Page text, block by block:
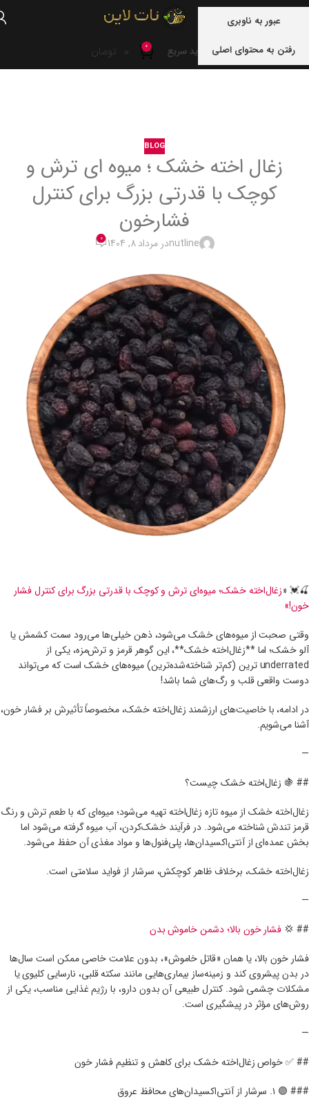
عبور به ناوبری
رفتن به محتوای اصلی
خرید سریع 0
0 تومان
BLOG
زغال اخته خشک ؛ میوه ای ترش و
کوچک با قدرتی بزرگ برای کنترل
فشارخون
nutlineدر مرداد 8, 1404 0
🍒💓 «زغال‌اخته خشک؛ میوه‌ای ترش و کوچک با قدرتی بزرگ برای کنترل فشار
خون!»
وقتی صحبت از میوه‌های خشک می‌شود، ذهن خیلی‌ها می‌رود سمت کشمش یا
آلو خشک؛ اما **زغال‌اخته خشک**، این گوهر قرمز و ترش‌مزه، یکی از
underrated ترین (کم‌تر شناخته‌شده‌ترین) میوه‌های خشک است که می‌تواند
دوست واقعی قلب و رگ‌های شما باشد!
در ادامه، با خاصیت‌های ارزشمند زغال‌اخته خشک، مخصوصاً تأثیرش بر فشار خون،
آشنا می‌شویم.
—
## 🍇 زغال‌اخته خشک چیست؟
زغال‌اخته خشک از میوه تازه زغال‌اخته تهیه می‌شود؛ میوه‌ای که با طعم ترش و رنگ
قرمز تندش شناخته می‌شود. در فرآیند خشک‌کردن، آب میوه گرفته می‌شود اما
بخش عمده‌ای از آنتی‌اکسیدان‌ها، پلی‌فنول‌ها و مواد مغذی آن حفظ می‌شود.
زغال‌اخته خشک، برخلاف ظاهر کوچکش، سرشار از فواید سلامتی است.
—
## 💢 فشار خون بالا؛ دشمن خاموش بدن
فشار خون بالا، یا همان «قاتل خاموش»، بدون علامت خاصی ممکن است سال‌ها
در بدن پیشروی کند و زمینه‌ساز بیماری‌هایی مانند سکته قلبی، نارسایی کلیوی یا
مشکلات چشمی شود. کنترل طبیعی آن بدون دارو، با رژیم غذایی مناسب، یکی از
روش‌های مؤثر در پیشگیری است.
—
## ✅ خواص زغال‌اخته خشک برای کاهش و تنظیم فشار خون
### 🟣 ۱. سرشار از آنتی‌اکسیدان‌های محافظ عروق